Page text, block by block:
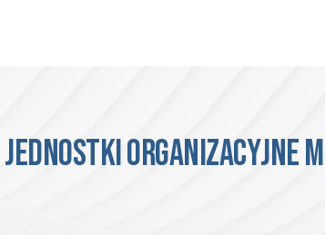
Jednostki organizacyjne